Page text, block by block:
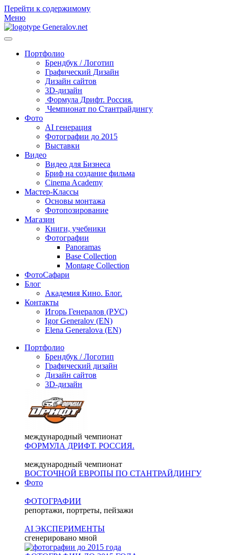
Перейти к содержимому
Меню
Портфолио
Брендбук / Логотип
Графический Дизайн
Дизайн сайтов
3D-дизайн
Формула Дрифт. Россия.
Чемпионат по Стантрайдингу
Фото
AI генерация
Фотографии до 2015
Выставки
Видео
Видео для Бизнеса
Бриф на создание фильма
Cinema Academy
Мастер-Классы
Основы монтажа
Фотопозирование
Магазин
Книги, учебники
Фотографии
Panoramas
Base Collection
Montage Collection
ФотоСафари
Блог
Академия Кино. Блог.
Контакты
Игорь Генералов (РУС)
Igor Generalov (EN)
Elena Generalova (EN)
Портфолио
Брендбук / Логотип
Графический дизайн
Дизайн сайтов
3D-дизайн
международный чемпионат
ФОРМУЛА ДРИФТ. РОССИЯ.
международный чемпионат
ВОСТОЧНОЙ ЕВРОПЫ ПО СТАНТРАЙДИНГУ
Фото
ФОТОГРАФИИ
репортажи, портреты, пейзажи
AI ЭКСПЕРИМЕНТЫ
сгенерировано мной